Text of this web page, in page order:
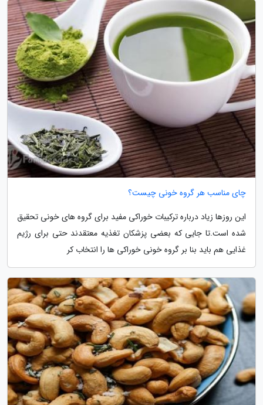
چای مناسب هر گروه خونی چیست؟
این روزها زیاد درباره ترکیبات خوراکی مفید برای گروه های خونی تحقیق
شده است.تا جایی که بعضی پزشکان تغذیه معتقدند حتی برای رژیم
غذایی هم باید بنا بر گروه خونی خوراکی ها را انتخاب کر